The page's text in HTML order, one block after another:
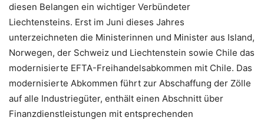
diesen Belangen ein wichtiger Verbündeter
Liechtensteins. Erst im Juni dieses Jahres
unterzeichneten die Ministerinnen und Minister aus Island,
Norwegen, der Schweiz und Liechtenstein sowie Chile das
modernisierte EFTA-Freihandelsabkommen mit Chile. Das
modernisierte Abkommen führt zur Abschaffung der Zölle
auf alle Industriegüter, enthält einen Abschnitt über
Finanzdienstleistungen mit entsprechenden